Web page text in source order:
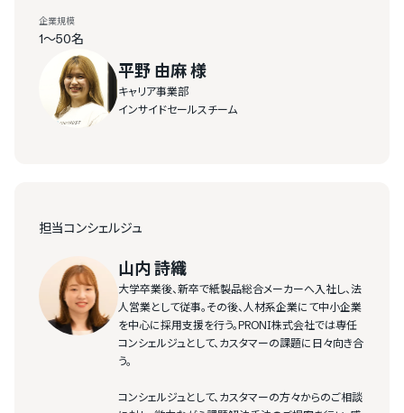
企業規模
1〜50名
平野 由麻 様
キャリア事業部
インサイドセールスチーム
担当コンシェルジュ
山内 詩織
大学卒業後、新卒で紙製品総合メーカーへ入社し、法
人営業として従事。その後、人材系企業にて中小企業
を中心に採用支援を行う。PRONI株式会社では専任
コンシェルジュとして、カスタマーの課題に日々向き合
う。
コンシェルジュとして、カスタマーの方々からのご相談